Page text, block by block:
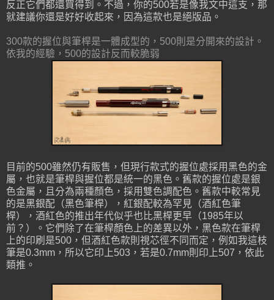
反正它們都還買得到。不過，你的500若是像我文中這支，那
就建議你還是好好收起來，因為這款也是絕版品。
300款的握位與筆桿是一體成型的，500則是分開來的設計。
依我的經驗，500的設計反而較脆弱
目前的500雖然仍有販售，但現行款式的握位處採用黑色的金
屬，也就是筆桿與握位都是統一的黑色。舊款的握位處是銀
色金屬，且分為兩種顏色，採用雙色調配色。舊款中較常見
的是黑銀配（黑色筆桿），紅銀配較為罕見（酒紅色筆
桿），酒紅色的推出年代似乎也比黑桿更早（1985年以
前？）。它們除了在筆桿顏色上的差異以外，黑色款在筆桿
上的印刷是500，但酒紅色款則視芯徑不同而定，例如我這枝
筆是0.3mm，所以它印上503，若是0.7mm則印上507，依此
類推。